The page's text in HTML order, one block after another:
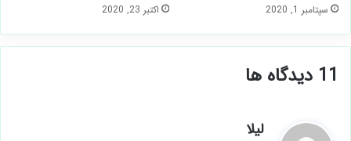
سپتامبر 1, 2020 اکتبر 23, 2020
‫11 دیدگاه ها
لیلا